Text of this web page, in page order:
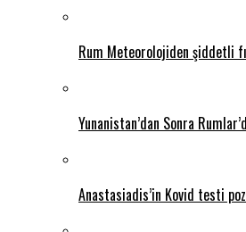
Rum Meteorolojiden şiddetli
Yunanistan’dan Sonra
Anastasiadis’in Kovid testi